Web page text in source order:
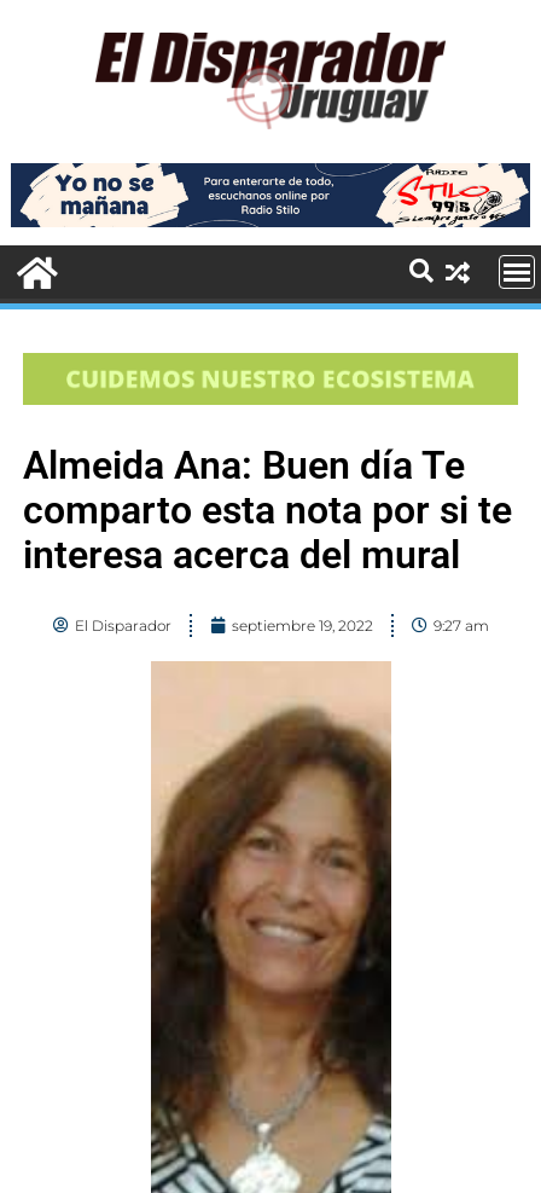
Almeida Ana: Buen día Te
comparto esta nota por si te
interesa acerca del mural
El Disparador septiembre 19, 2022 9:27 am